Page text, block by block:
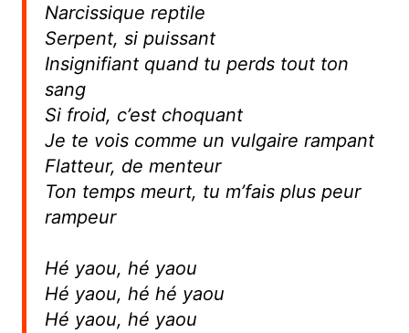
Narcissique reptile
Serpent, si puissant
Insignifiant quand tu perds tout ton
sang
Si froid, c’est choquant
Je te vois comme un vulgaire rampant
Flatteur, de menteur
Ton temps meurt, tu m’fais plus peur
rampeur
Hé yaou, hé yaou
Hé yaou, hé hé yaou
Hé yaou, hé yaou